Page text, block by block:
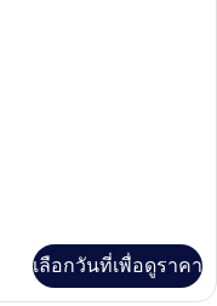
เลือกวันที่เพื่อดูราคา